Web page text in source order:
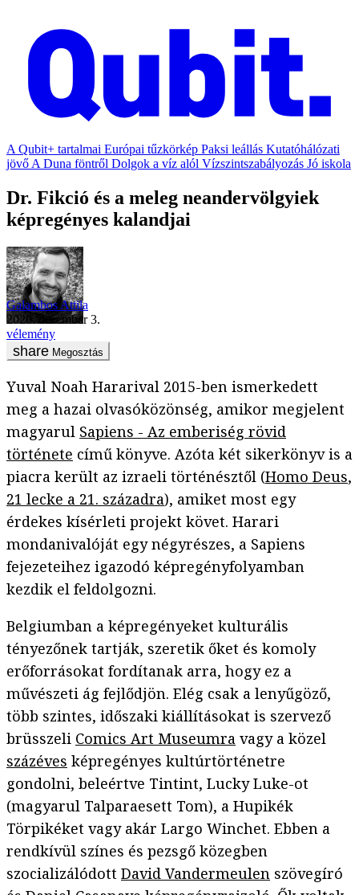
A Qubit+ tartalmai Európai tűzkörkép Paksi leállás Kutatóhálózati
jövő A Duna föntről Dolgok a víz alól Vízszintszabályozás Jó iskola
Dr. Fikció és a meleg neandervölgyiek
képregényes kalandjai
Galambos Attila
2020. december 3.
vélemény
Megosztás
Yuval Noah Hararival 2015-ben ismerkedett
meg a hazai olvasóközönség, amikor megjelent
magyarul Sapiens - Az emberiség rövid
története című könyve. Azóta két sikerkönyv is a
piacra került az izraeli történésztől (Homo Deus,
21 lecke a 21. századra), amiket most egy
érdekes kísérleti projekt követ. Harari
mondanivalóját egy négyrészes, a Sapiens
fejezeteihez igazodó képregényfolyamban
kezdik el feldolgozni.
Belgiumban a képregényeket kulturális
tényezőnek tartják, szeretik őket és komoly
erőforrásokat fordítanak arra, hogy ez a
művészeti ág fejlődjön. Elég csak a lenyűgöző,
több szintes, időszaki kiállításokat is szervező
brüsszeli Comics Art Museumra vagy a közel
százéves képregényes kultúrtörténetre
gondolni, beleértve Tintint, Lucky Luke-ot
(magyarul Talparaesett Tom), a Hupikék
Törpikéket vagy akár Largo Winchet. Ebben a
rendkívül színes és pezsgő közegben
szocializálódott David Vandermeulen szövegíró